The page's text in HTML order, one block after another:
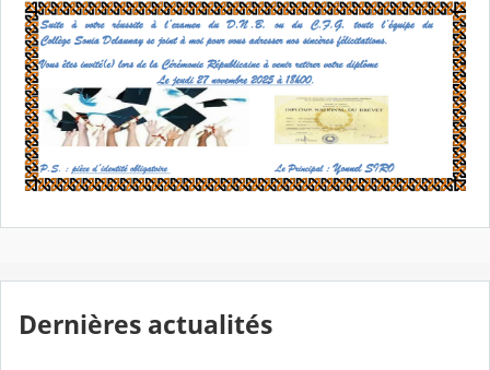
Dernières actualités